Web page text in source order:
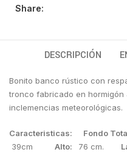
Share:
DESCRIPCIÓN
Bonito banco rústico con
tronco fabricado en hormigón
inclemencias meteorológicas.
Caracteristicas: Fondo
39cmAlto: 76 cm.